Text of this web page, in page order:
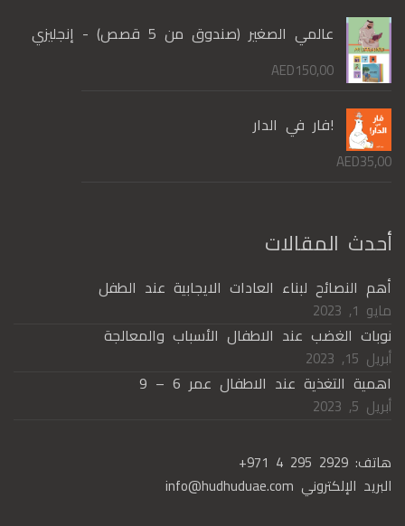
عالمي الصغير (صندوق من 5 قصص) - إنجليزي
AED150,00
!فار في الدار
AED35,00
أحدث المقالات
أهم النصائح لبناء العادات الايجابية عند الطفل
مايو 1, 2023
نوبات الغضب عند الاطفال الأسباب والمعالجة
أبريل 15, 2023
اهمية التغذية عند الاطفال عمر 6 – 9
أبريل 5, 2023
هاتف: +971 4 295 2929
البريد الإلكتروني info@hudhuduae.com